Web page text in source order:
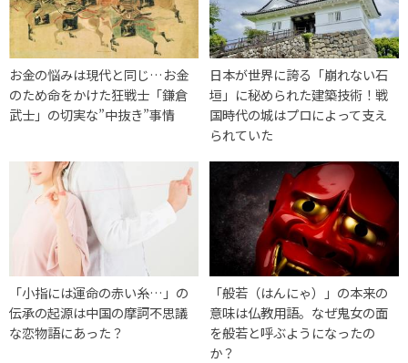
お金の悩みは現代と同じ…お金
のため命をかけた狂戦士「鎌倉
武士」の切実な”中抜き”事情
日本が世界に誇る「崩れない石
垣」に秘められた建築技術！戦
国時代の城はプロによって支え
られていた
「小指には運命の赤い糸…」の
伝承の起源は中国の摩訶不思議
な恋物語にあった？
「般若（はんにゃ）」の本来の
意味は仏教用語。なぜ鬼女の面
を般若と呼ぶようになったの
か？